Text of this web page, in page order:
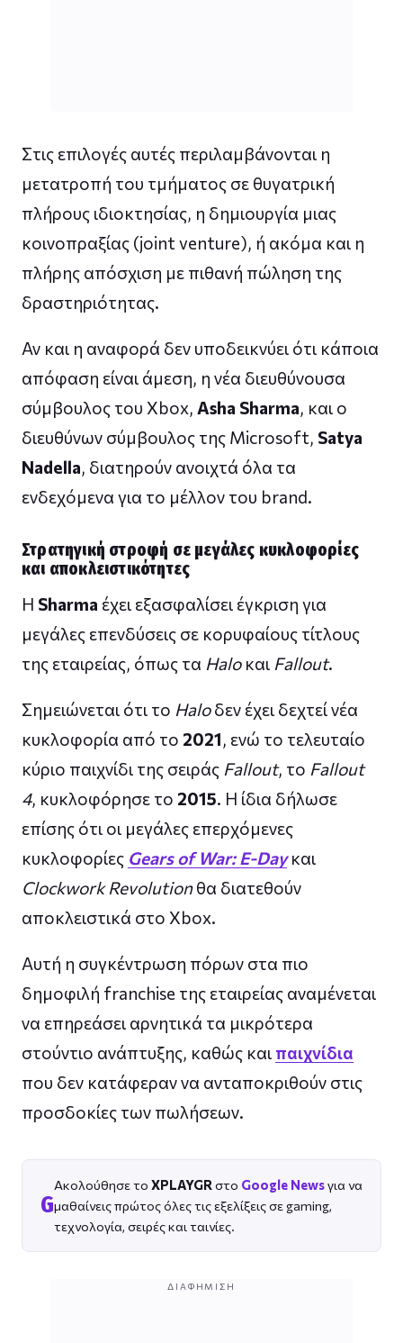
Στις επιλογές αυτές περιλαμβάνονται η
μετατροπή του τμήματος σε θυγατρική
πλήρους ιδιοκτησίας, η δημιουργία μιας
κοινοπραξίας (joint venture), ή ακόμα και η
πλήρης απόσχιση με πιθανή πώληση της
δραστηριότητας.
Αν και η αναφορά δεν υποδεικνύει ότι κάποια
απόφαση είναι άμεση, η νέα διευθύνουσα
σύμβουλος του Xbox, Asha Sharma, και ο
διευθύνων σύμβουλος της Microsoft, Satya
Nadella, διατηρούν ανοιχτά όλα τα
ενδεχόμενα για το μέλλον του brand.
Στρατηγική στροφή σε μεγάλες κυκλοφορίες
και αποκλειστικότητες
Η Sharma έχει εξασφαλίσει έγκριση για
μεγάλες επενδύσεις σε κορυφαίους τίτλους
της εταιρείας, όπως τα Haloκαι Fallout.
Σημειώνεται ότι το Haloδεν έχει δεχτεί νέα
κυκλοφορία από το 2021, ενώ το τελευταίο
κύριο παιχνίδι της σειράς Fallout, το Fallout
4, κυκλοφόρησε το 2015. Η ίδια δήλωσε
επίσης ότι οι μεγάλες επερχόμενες
κυκλοφορίες Gears of War: E-Dayκαι
Clockwork Revolutionθα διατεθούν
αποκλειστικά στο Xbox.
Αυτή η συγκέντρωση πόρων στα πιο
δημοφιλή franchise της εταιρείας αναμένεται
να επηρεάσει αρνητικά τα μικρότερα
στούντιο ανάπτυξης, καθώς και παιχνίδια
που δεν κατάφεραν να ανταποκριθούν στις
προσδοκίες των πωλήσεων.
G
Ακολούθησε το XPLAYGR στο Google Newsγια να
μαθαίνεις πρώτος όλες τις εξελίξεις σε gaming,
τεχνολογία, σειρές και ταινίες.
ΔΙΑΦΉΜΙΣΗ